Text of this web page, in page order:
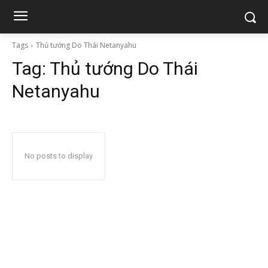
Tags Thủ tướng Do Thái Netanyahu
Tag: Thủ tướng Do Thái
Netanyahu
No posts to display